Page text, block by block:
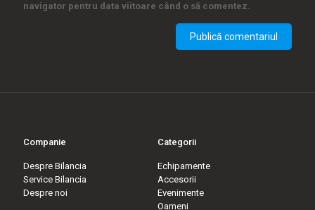
navigator pentru data viitoare când o să comentez.
Companie
Despre Bilancia
Service Bilancia
Despre noi
Categorii
Echipamente
Accesorii
Evenimente
Oameni